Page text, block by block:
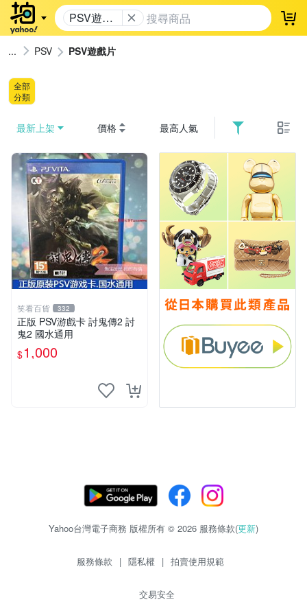
PSV遊戲
片
登
PSV PSV遊戲片
全部
分類
最新上架 價格 最高人氣
笑看百貨 332
正版 PSV游戲卡 討鬼傳2 討
鬼2 國水通用
$1,000
Yahoo台灣電子商務 版權所有 © 2026 服務條款(更新)
服務條款 | 隱私權 | 拍賣使用規範
交易安全